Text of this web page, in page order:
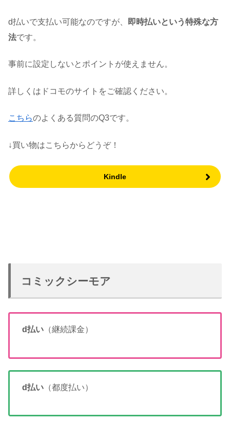
d払いで支払い可能なのですが、
即時払いという特殊な方
法です。
事前に設定しないとポイントが使えません。
詳しくはドコモのサイトをご確認ください。
こちらのよくある質問のQ3です。
↓買い物はこちらからどうぞ！
Kindle
コミックシーモア
d払い （継続課金）
d払い （都度払い）